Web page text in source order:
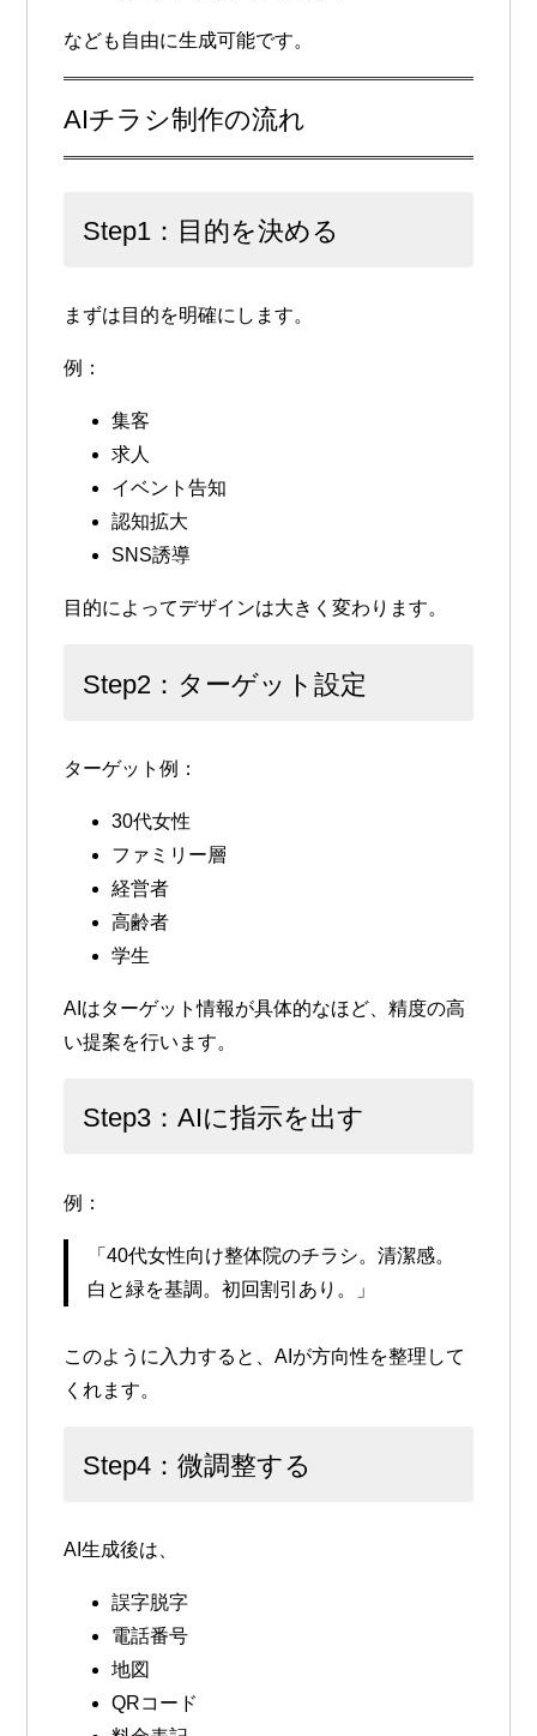
なども自由に生成可能です。
AIチラシ制作の流れ
Step1：目的を決める
まずは目的を明確にします。
例：
集客
求人
イベント告知
認知拡大
SNS誘導
目的によってデザインは大きく変わります。
Step2：ターゲット設定
ターゲット例：
30代女性
ファミリー層
経営者
高齢者
学生
AIはターゲット情報が具体的なほど、精度の高
い提案を行います。
Step3：AIに指示を出す
例：
「40代女性向け整体院のチラシ。清潔感。
白と緑を基調。初回割引あり。」
このように入力すると、AIが方向性を整理して
くれます。
Step4：微調整する
AI生成後は、
誤字脱字
電話番号
地図
QRコード